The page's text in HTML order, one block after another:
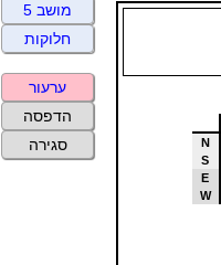
N
S
E
W
מושב 5
חלוקות
ערעור
הדפסה
סגירה